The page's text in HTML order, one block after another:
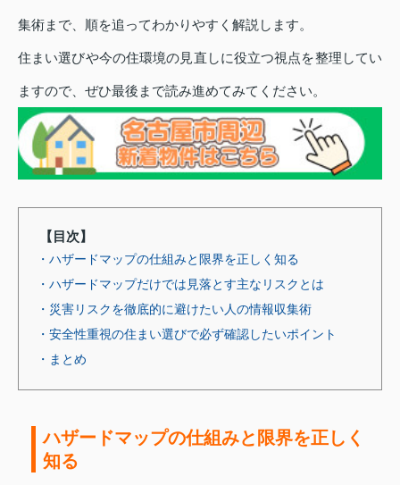
集術まで、順を追ってわかりやすく解説します。
住まい選びや今の住環境の見直しに役立つ視点を整理してい
ますので、ぜひ最後まで読み進めてみてください。
【目次】
・ハザードマップの仕組みと限界を正しく知る
・ハザードマップだけでは見落とす主なリスクとは
・災害リスクを徹底的に避けたい人の情報収集術
・安全性重視の住まい選びで必ず確認したいポイント
・まとめ
ハザードマップの仕組みと限界を正しく
知る